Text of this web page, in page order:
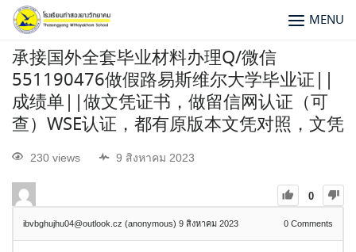
MENU
承接国外全套毕业材料办理Q/微信
551190476做假路易斯维尔大学毕业证||
成绩单||做文凭证书，做留信网认证（可
查）WSE认证，都有原版本文凭对照，文凭
230 views 9 สิงหาคม 2023
0
ibvbghujhu04@outlook.cz (anonymous) 9 สิงหาคม 2023 0 Comments